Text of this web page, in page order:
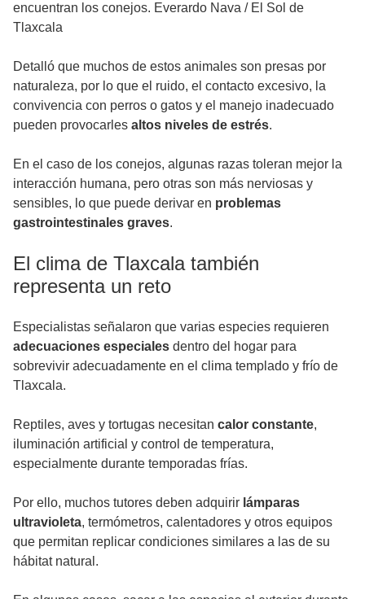
encuentran los conejos. Everardo Nava / El Sol de
Tlaxcala
Detalló que muchos de estos animales son presas por
naturaleza, por lo que el ruido, el contacto excesivo, la
convivencia con perros o gatos y el manejo inadecuado
pueden provocarles altos niveles de estrés.
En el caso de los conejos, algunas razas toleran mejor la
interacción humana, pero otras son más nerviosas y
sensibles, lo que puede derivar en problemas
gastrointestinales graves.
El clima de Tlaxcala también
representa un reto
Especialistas señalaron que varias especies requieren
adecuaciones especiales dentro del hogar para
sobrevivir adecuadamente en el clima templado y frío de
Tlaxcala.
Reptiles, aves y tortugas necesitan calor constante,
iluminación artificial y control de temperatura,
especialmente durante temporadas frías.
Por ello, muchos tutores deben adquirir lámparas
ultravioleta, termómetros, calentadores y otros equipos
que permitan replicar condiciones similares a las de su
hábitat natural.